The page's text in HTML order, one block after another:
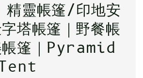
精靈帳篷/印地安
塔帳篷｜野餐帳
篷｜Pyramid